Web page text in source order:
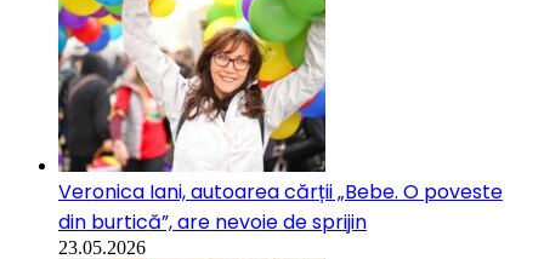
Veronica Iani, autoarea cărții „Bebe. O poveste
din burtică”, are nevoie de sprijin
23.05.2026